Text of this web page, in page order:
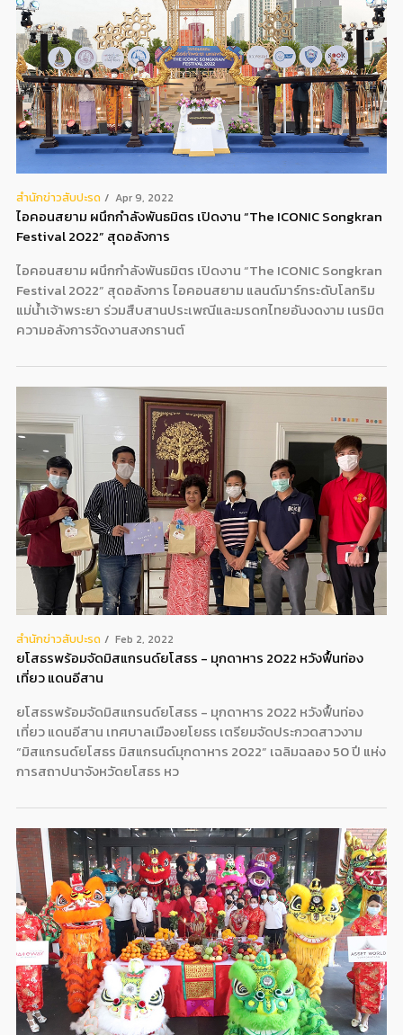
สํานักข่าวสับปะรด Apr 9, 2022
ไอคอนสยาม ผนึกกำลังพันธมิตร เปิดงาน “The ICONIC Songkran
Festival 2022” สุดอลังการ
ไอคอนสยาม ผนึกกำลังพันธมิตร เปิดงาน “The ICONIC Songkran
Festival 2022” สุดอลังการ ไอคอนสยาม แลนด์มาร์กระดับโลกริม
แม่น้ำเจ้าพระยา ร่วมสืบสานประเพณีและมรดกไทยอันงดงาม เนรมิต
ความอลังการจัดงานสงกรานต์
สํานักข่าวสับปะรด Feb 2, 2022
ยโสธรพร้อมจัดมิสแกรนด์ยโสธร - มุกดาหาร 2022 หวังฟื้นท่อง
เที่ยว แดนอีสาน
ยโสธรพร้อมจัดมิสแกรนด์ยโสธร - มุกดาหาร 2022 หวังฟื้นท่อง
เที่ยว แดนอีสาน เทศบาลเมืองยโยธร เตรียมจัดประกวดสาวงาม
“มิสแกรนด์ยโสธร มิสแกรนด์มุกดาหาร 2022” เฉลิมฉลอง 50 ปี แห่ง
การสถาปนาจังหวัดยโสธร หว